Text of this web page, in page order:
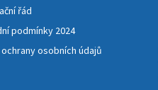
řád
podmínky 2024
osobních údajů